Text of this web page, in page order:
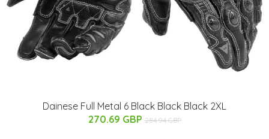
Dainese Full Metal 6 Black Black Black 2XL
270.69 GBP 284.94 GBP